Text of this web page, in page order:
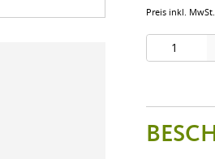
Preis inkl. MwSt.